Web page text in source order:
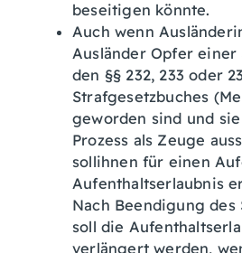
beseitigen könnte.
Auch wenn
Ausländer Opfer einer
den §§ 232, 233 oder
Strafgesetzbuches
geworden sind und
Prozess als Zeuge
sollihnen für einen
Aufenthaltserlaubnis
Nach Beendigung
soll die
verlängert werden,